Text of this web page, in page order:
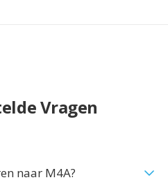
Vragen
naar M4A?